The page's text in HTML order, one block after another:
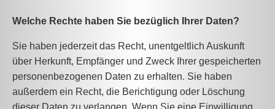
Welche Rechte haben Sie bezüglich Ihrer Daten?
Sie haben jederzeit das Recht, unentgeltlich Auskunft
über Herkunft, Empfänger und Zweck Ihrer gespeicherten
personenbezogenen Daten zu erhalten. Sie haben
außerdem ein Recht, die Berichtigung oder Löschung